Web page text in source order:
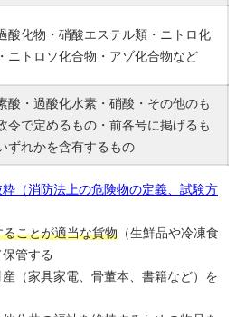
酸化物・硝酸エステル類・ニトロ化
ニトロソ化合物・アゾ化合物など
酸・過酸化水素・硝酸・その他のも
令で定めるもの・前各号に掲げるも
ずれかを含有するもの
（消防法上の危険物の定義、試験方
ことが適当な貨物 （生鮮品や冷凍食
管する
産（家具家電、骨董本、書籍など）を